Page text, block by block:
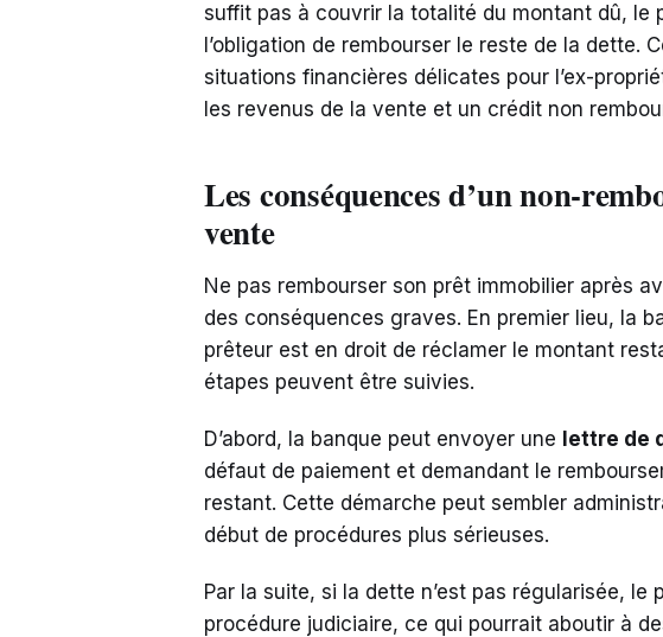
suffit pas à couvrir la totalité du montant dû, le
l’obligation de rembourser le reste de la dette.
situations financières délicates pour l’ex-
les revenus de la vente et un crédit non
Les conséquences d’un non-
vente
Ne pas rembourser son prêt immobilier après
des conséquences graves. En premier lieu, la
prêteur est en droit de réclamer le montant
étapes peuvent être suivies.
D’abord, la banque peut envoyer une lettre de
défaut de paiement et demandant le
restant. Cette démarche peut sembler
début de procédures plus sérieuses.
Par la suite, si la dette n’est pas régularisée, le
procédure judiciaire, ce qui pourrait aboutir à